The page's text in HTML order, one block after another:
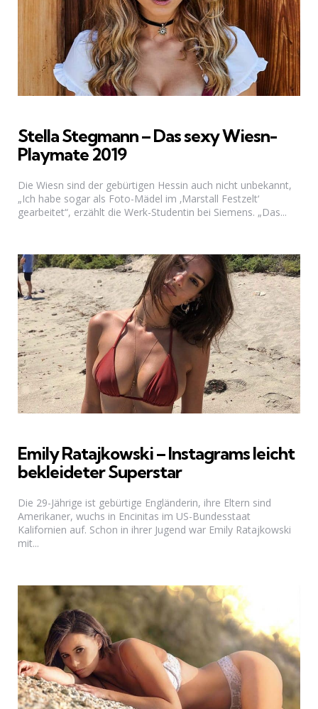
Stella Stegmann – Das sexy Wiesn-
Playmate 2019
Die Wiesn sind der gebürtigen Hessin auch nicht unbekannt,
„Ich habe sogar als Foto-Mädel im ‚Marstall Festzelt‘
gearbeitet“, erzählt die Werk-Studentin bei Siemens. „Das...
Emily Ratajkowski – Instagrams leicht
bekleideter Superstar
Die 29-Jährige ist gebürtige Engländerin, ihre Eltern sind
Amerikaner, wuchs in Encinitas im US-Bundesstaat
Kalifornien auf. Schon in ihrer Jugend war Emily Ratajkowski
mit...